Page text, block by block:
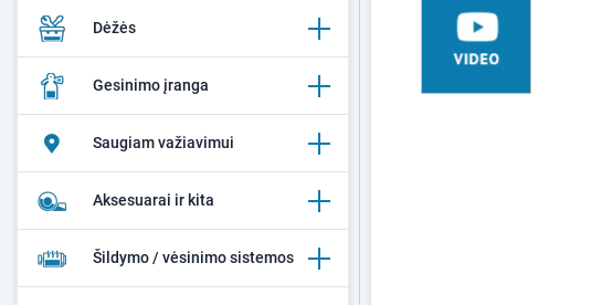
Dėžės
Gesinimo įranga
Saugiam važiavimui
Aksesuarai ir kita
Šildymo / vėsinimo sistemos